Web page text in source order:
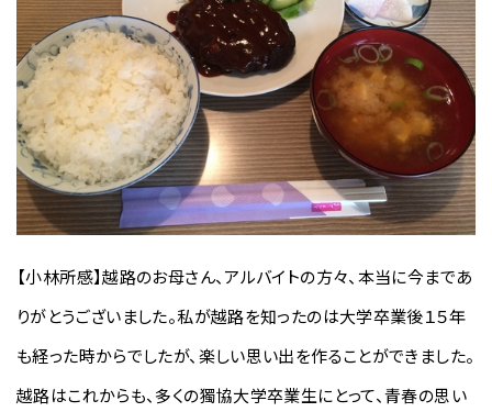
【小林所感】越路のお母さん、アルバイトの方々、本当に今まであ
りがとうございました。私が越路を知ったのは大学卒業後１５年
も経った時からでしたが、楽しい思い出を作ることができました。
越路はこれからも、多くの獨協大学卒業生にとって、青春の思い